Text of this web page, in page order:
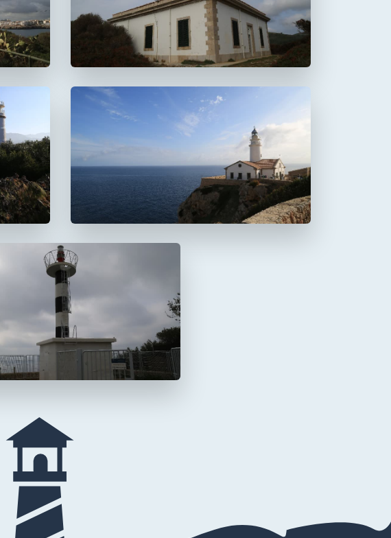
Aucanada
Faro de Capdepera
de sa Mola